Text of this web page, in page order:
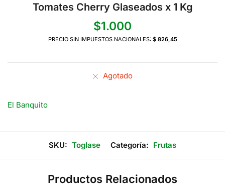
Tomates Cherry Glaseados x 1 Kg
$1.000
PRECIO SIN IMPUESTOS NACIONALES: $ 826,45
Agotado
El Banquito
SKU: Toglase Categoría: Frutas
Productos Relacionados